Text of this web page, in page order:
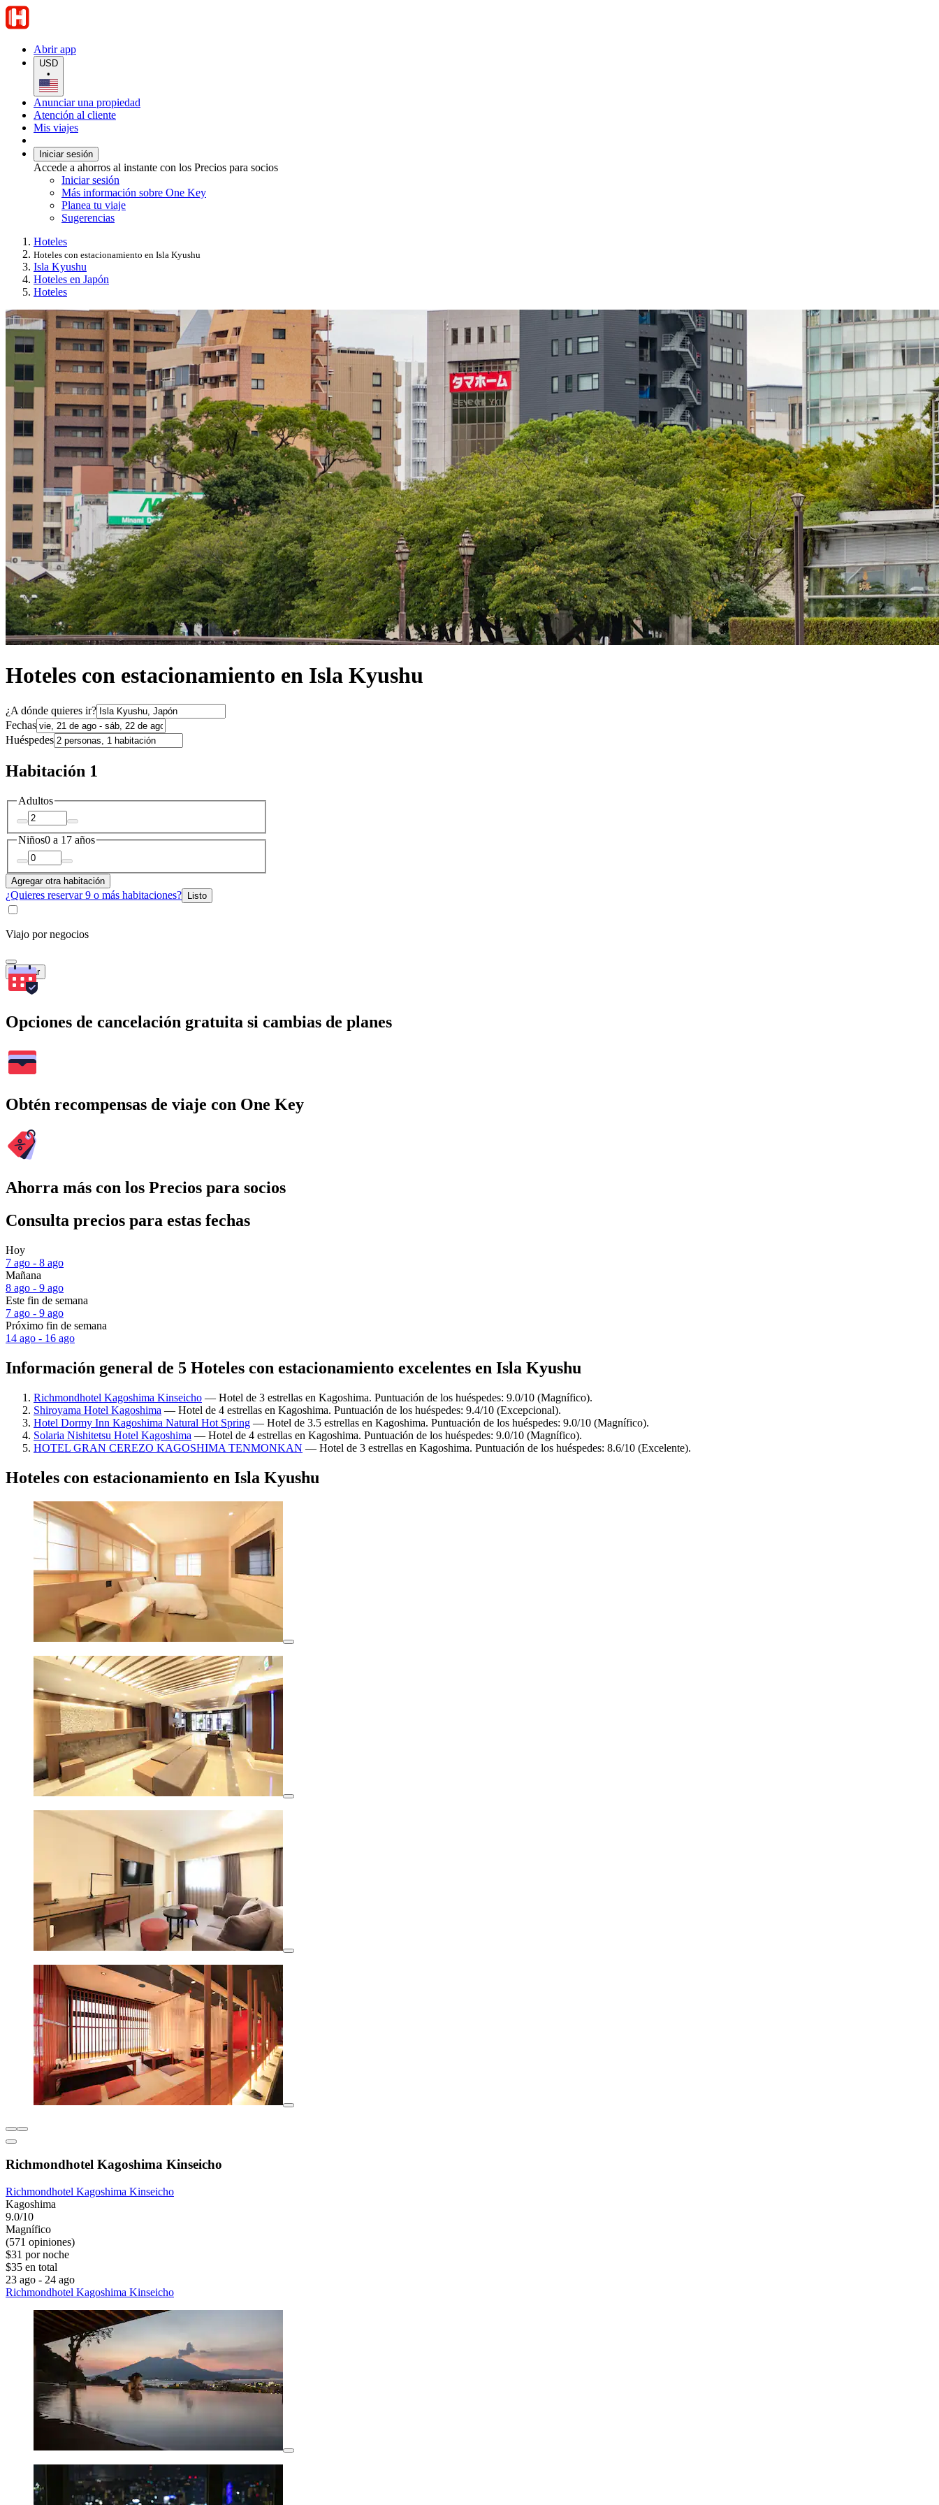
Abrir app
USD
•
Anunciar una propiedad
Atención al cliente
Mis viajes
Iniciar sesión
Accede a ahorros al instante con los Precios para socios
Iniciar sesión
Más información sobre One Key
Planea tu viaje
Sugerencias
Hoteles
Hoteles con estacionamiento en Isla Kyushu
Isla Kyushu
Hoteles en Japón
Hoteles
Hoteles con estacionamiento en Isla Kyushu
¿A dónde quieres ir?
Fechas
Huéspedes
Habitación 1
Adultos
Niños0 a 17 años
Agregar otra habitación
¿Quieres reservar 9 o más habitaciones? Listo
Viajo por negocios
Buscar
Opciones de cancelación gratuita si cambias de planes
Obtén recompensas de viaje con One Key
Ahorra más con los Precios para socios
Consulta precios para estas fechas
Hoy
7 ago - 8 ago
Mañana
8 ago - 9 ago
Este fin de semana
7 ago - 9 ago
Próximo fin de semana
14 ago - 16 ago
Información general de 5 Hoteles con estacionamiento excelentes en Isla Kyushu
Richmondhotel Kagoshima Kinseicho — Hotel de 3 estrellas en Kagoshima. Puntuación de los huéspedes: 9.0/10 (Magnífico).
Shiroyama Hotel Kagoshima — Hotel de 4 estrellas en Kagoshima. Puntuación de los huéspedes: 9.4/10 (Excepcional).
Hotel Dormy Inn Kagoshima Natural Hot Spring — Hotel de 3.5 estrellas en Kagoshima. Puntuación de los huéspedes: 9.0/10 (Magnífico).
Solaria Nishitetsu Hotel Kagoshima — Hotel de 4 estrellas en Kagoshima. Puntuación de los huéspedes: 9.0/10 (Magnífico).
HOTEL GRAN CEREZO KAGOSHIMA TENMONKAN — Hotel de 3 estrellas en Kagoshima. Puntuación de los huéspedes: 8.6/10 (Excelente).
Hoteles con estacionamiento en Isla Kyushu
Richmondhotel Kagoshima Kinseicho
Richmondhotel Kagoshima Kinseicho
Kagoshima
9.0/10
Magnífico
(571 opiniones)
$31 por noche
$35 en total
23 ago - 24 ago
Richmondhotel Kagoshima Kinseicho